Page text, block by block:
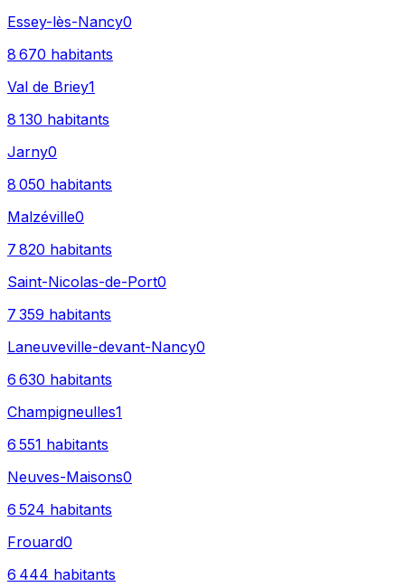
Essey-lès-Nancy0
8 670 habitants
Val de Briey1
8 130 habitants
Jarny0
8 050 habitants
Malzéville0
7 820 habitants
Saint-Nicolas-de-Port0
7 359 habitants
Laneuveville-devant-Nancy0
6 630 habitants
Champigneulles1
6 551 habitants
Neuves-Maisons0
6 524 habitants
Frouard0
6 444 habitants